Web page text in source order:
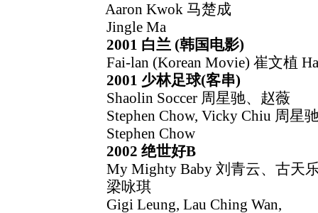
Aaron Kwok 马楚成
Jingle Ma
2001 白兰 (韩国电影)
Fai-lan (Korean Movie) 崔文植
2001 少林足球(客串)
Shaolin Soccer 周星驰、赵薇
Stephen Chow, Vicky Chiu 周星
Stephen Chow
2002 绝世好B
My Mighty Baby 刘青云、古天
梁咏琪
Gigi Leung, Lau Ching Wan,